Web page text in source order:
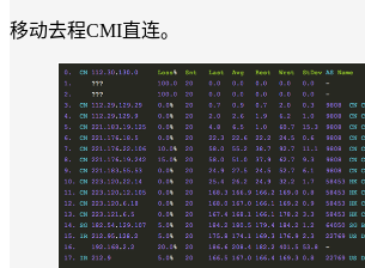
移动去程CMI直连。